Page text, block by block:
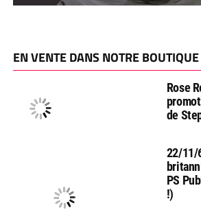
EN VENTE DANS NOTRE
Rose
de
22/11/
PS
!)